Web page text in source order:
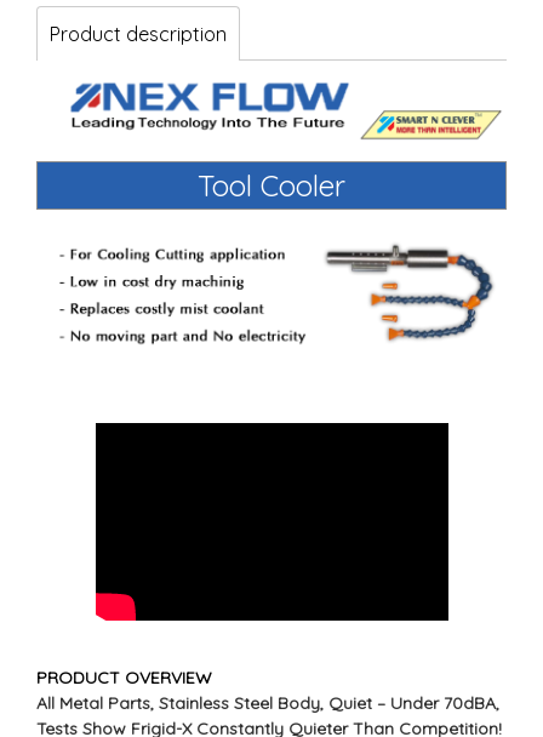
Product description
Tool Cooler
PRODUCT OVERVIEW
All Metal Parts, Stainless Steel Body, Quiet – Under 70dBA,
Tests Show Frigid-X Constantly Quieter Than Competition!